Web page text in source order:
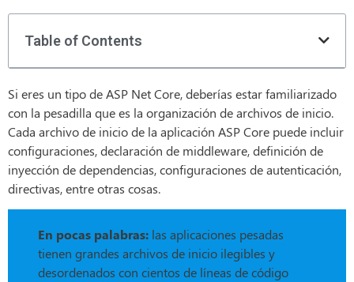
Table of Contents
Si eres un tipo de ASP Net Core, deberías estar familiarizado
con la pesadilla que es la organización de archivos de inicio.
Cada archivo de inicio de la aplicación ASP Core puede incluir
configuraciones, declaración de middleware, definición de
inyección de dependencias, configuraciones de autenticación,
directivas, entre otras cosas.
En pocas palabras: las aplicaciones pesadas
tienen grandes archivos de inicio ilegibles y
desordenados con cientos de líneas de código